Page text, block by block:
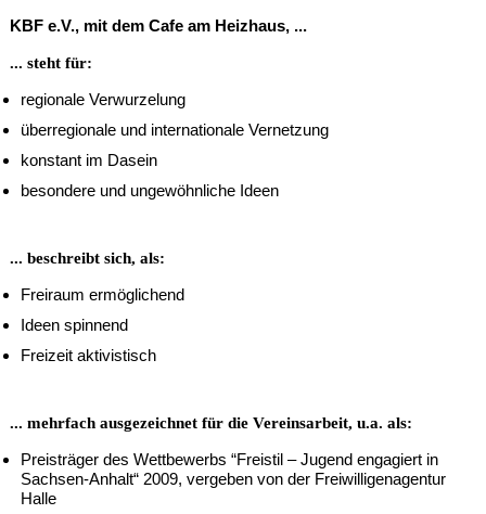
KBF e.V., mit dem Cafe am Heizhaus, ...
... steht für:
regionale Verwurzelung
überregionale und internationale Vernetzung
konstant im Dasein
besondere und ungewöhnliche Ideen
... beschreibt sich, als:
Freiraum ermöglichend
Ideen spinnend
Freizeit aktivistisch
... mehrfach ausgezeichnet für die Vereinsarbeit, u.a. als:
Preisträger des Wettbewerbs “Freistil – Jugend engagiert in
Sachsen-Anhalt“ 2009, vergeben von der Freiwilligenagentur
Halle